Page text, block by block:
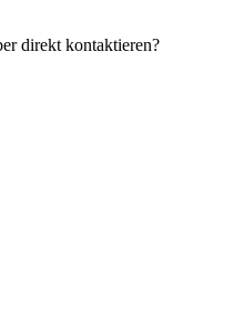
direkt kontaktieren?